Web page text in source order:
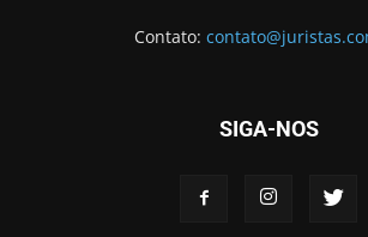
Contato:
SIGA-NOS